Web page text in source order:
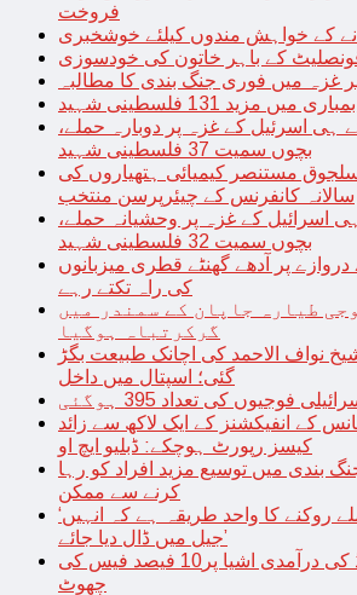
فروخت
کے خواہش مندوں کیلئے خوشخبری
قونصلیٹ کے باہر خاتون کی خودسوزی
غزہ میں فوری جنگ بندی کا مطالبہ
مزید 131 فلسطینی شہید
ہی اسرئیل کے غزہ پر دوبارہ حملے،
بچوں سمیت 37 فلسطینی شہید
مستنصر کیمیائی ہتھیاروں کی
سالانہ کانفرنس کے چیئرپرسن منتخب
اسرائیل کے غزہ پر وحشیانہ حملے،
بچوں سمیت 32 فلسطینی شہید
پر آدھے گھنٹے قطری میزبانوں
کی راہ تکتے رہے
طیارہ جاپان کے سمندر میں
گرکرتباہ ہوگیا
86 سالہ شیخ نواف الاحمد کی اچانک طبیعت بگڑ
گئی؛ اسپتال میں داخل
فوجیوں کی تعداد 395 ہوگئی
کے انفیکشنز کے ایک لاکھ سے زائد
کیسز رپورٹ ہوچکے: ڈبلیو ایچ او
بندی میں توسیع مزید افراد کو رہا
کرنے سے ممکن
‘ججوں پر ٹرمپ کے حملے روکنے کا واحد طریقہ ہے کہ انہیں
جیل میں ڈال دیا جائے’
افغان ٹرانزٹ ٹریڈ کی درآمدی اشیا پر10 فیصد فیس کی
چھوٹ